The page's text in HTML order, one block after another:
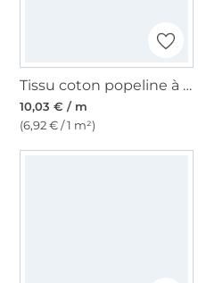
Tissu coton popeline à rayures The Stripes, bleu foncé
10,03 € / m
(6,92 € / 1 m²)